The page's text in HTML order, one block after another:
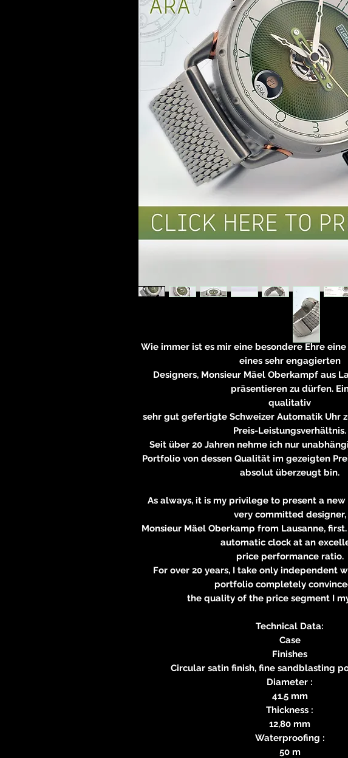
Wie immer ist es mir eine besondere Ehre
eines sehr engagierten
Designers, Monsieur Mäel Oberkampf aus
präsentieren zu dürfen.
qualitativ
sehr gut gefertigte Schweizer Automatik Uhr
Preis-Leistungsverhältnis.
Seit über 20 Jahren nehme ich nur
Portfolio von dessen Qualität im gezeigten
absolut überzeugt bin.
As always, it is my privilege to present a
very committed designer,
Monsieur Mäel Oberkamp from Lausanne,
automatic clock at an
price performance ratio.
For over 20 years, I take only independent
portfolio completely
the quality of the price segment I
Technical Data:
Case
Finishes
Circular satin finish, fine sandblasting
Diameter :
41.5 mm
Thickness :
12,80 mm
Waterproofing :
50 m